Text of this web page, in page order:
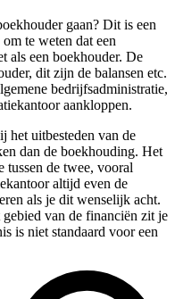
gaan? Dit is een
te weten dat een
als een boekhouder. De
dit zijn de balansen etc.
bedrijfsadministratie,
aankloppen.
het uitbesteden van de
dan de boekhouding. Het
tussen de twee, vooral
altijd even de
als je dit wenselijk acht.
van de financiën zit je
is niet standaard voor een